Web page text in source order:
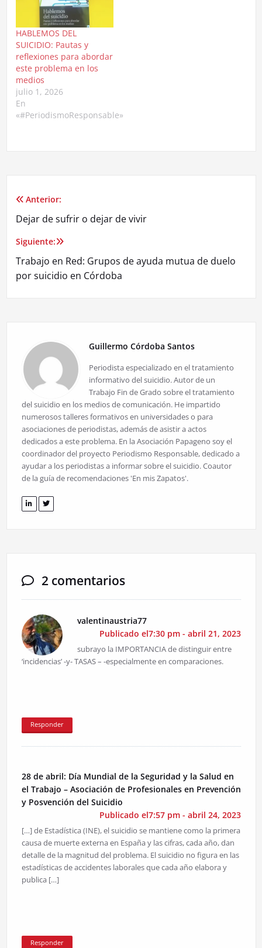
HABLEMOS DEL
SUICIDIO: Pautas y
reflexiones para abordar
este problema en los
medios
julio 1, 2026
En
«#PeriodismoResponsable»
Navegación
de
entradas
Anterior:
Dejar de sufrir o dejar de vivir
Siguiente:
Trabajo en Red: Grupos de ayuda mutua de duelo
por suicidio en Córdoba
Guillermo Córdoba Santos
Periodista especializado en el tratamiento
informativo del suicidio. Autor de un
Trabajo Fin de Grado sobre el tratamiento
del suicidio en los medios de comunicación. He impartido
numerosos talleres formativos en universidades o para
asociaciones de periodistas, además de asistir a actos
dedicados a este problema. En la Asociación Papageno soy el
coordinador del proyecto Periodismo Responsable, dedicado a
ayudar a los periodistas a informar sobre el suicidio. Coautor
de la guía de recomendaciones 'En mis Zapatos'.
2 comentarios
valentinaustria77
Publicado el7:30 pm - abril 21, 2023
subrayo la IMPORTANCIA de distinguir entre
‘incidencias’ -y- TASAS – -especialmente en comparaciones.
Responder
28 de abril: Día Mundial de la Seguridad y la Salud en
el Trabajo – Asociación de Profesionales en Prevención
y Posvención del Suicidio
Publicado el7:57 pm - abril 24, 2023
[…] de Estadística (INE), el suicidio se mantiene como la primera
causa de muerte externa en España y las cifras, cada año, dan
detalle de la magnitud del problema. El suicidio no figura en las
estadísticas de accidentes laborales que cada año elabora y
publica […]
Responder